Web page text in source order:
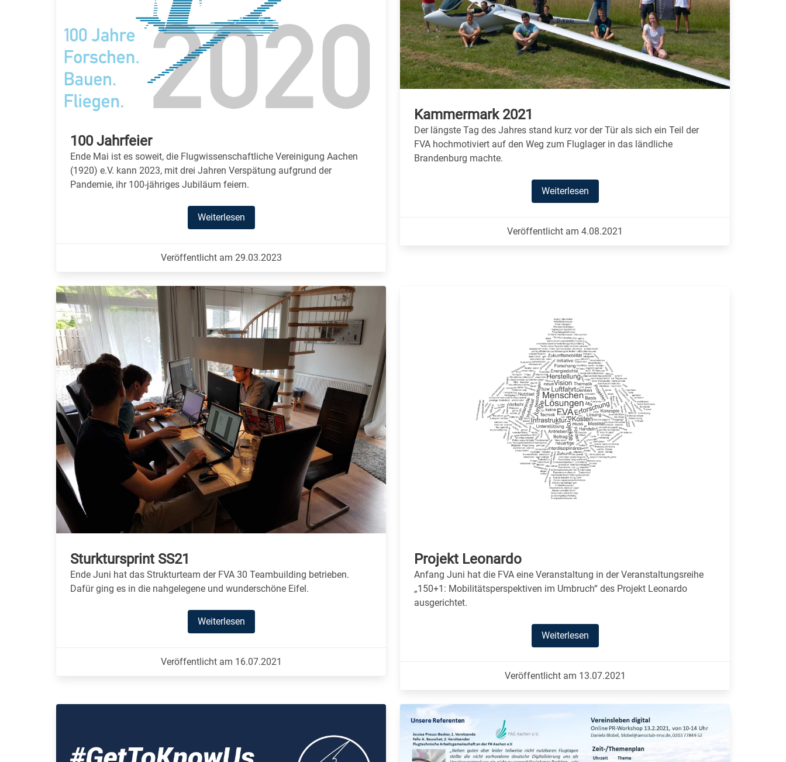
100 Jahrfeier
Ende Mai ist es soweit, die Flugwissenschaftliche Vereinigung Aachen
(1920) e.V. kann 2023, mit drei Jahren Verspätung aufgrund der
Pandemie, ihr 100-jähriges Jubiläum feiern.
Weiterlesen
Veröffentlicht am 29.03.2023
Kammermark 2021
Der längste Tag des Jahres stand kurz vor der Tür als sich ein Teil der
FVA hochmotiviert auf den Weg zum Fluglager in das ländliche
Brandenburg machte.
Weiterlesen
Veröffentlicht am 4.08.2021
Sturktursprint SS21
Ende Juni hat das Strukturteam der FVA 30 Teambuilding betrieben.
Dafür ging es in die nahgelegene und wunderschöne Eifel.
Weiterlesen
Veröffentlicht am 16.07.2021
Projekt Leonardo
Anfang Juni hat die FVA eine Veranstaltung in der Veranstaltungsreihe
„150+1: Mobilitätsperspektiven im Umbruch“ des Projekt Leonardo
ausgerichtet.
Weiterlesen
Veröffentlicht am 13.07.2021